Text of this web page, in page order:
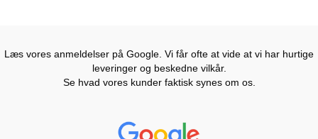
Læs vores anmeldelser på Google. Vi får ofte at vide at vi har hurtige
leveringer og beskedne vilkår.
Se hvad vores kunder faktisk synes om os.
Prisjakt Anmeldelser: 4.7 Stjerne